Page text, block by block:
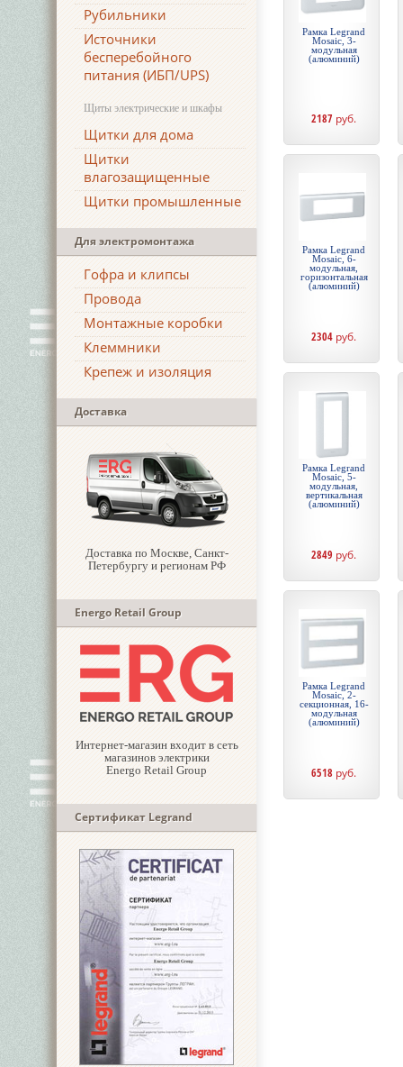
Рубильники
Источники
бесперебойного
питания (ИБП/UPS)
Щиты электрические и шкафы
Щитки для дома
Щитки
влагозащищенные
Щитки промышленные
Для электромонтажа
Гофра и клипсы
Провода
Монтажные коробки
Клеммники
Крепеж и изоляция
Доставка
Доставка по Москве, Санкт-
Петербургу и регионам РФ
Energo Retail Group
Интернет-магазин входит в сеть
магазинов электрики
Energo Retail Group
Сертификат Legrand
Рамка Legrand
Mosaic, 3-
модульная
(алюминий)
2187 руб.
Рамка Legrand
Mosaic, 6-
модульная,
горизонтальная
(алюминий)
2304 руб.
Рамка Legrand
Mosaic, 5-
модульная,
вертикальная
(алюминий)
2849 руб.
Рамка Legrand
Mosaic, 2-
секционная, 16-
модульная
(алюминий)
6518 руб.